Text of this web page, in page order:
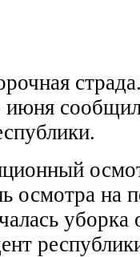
осмотра на
уборка